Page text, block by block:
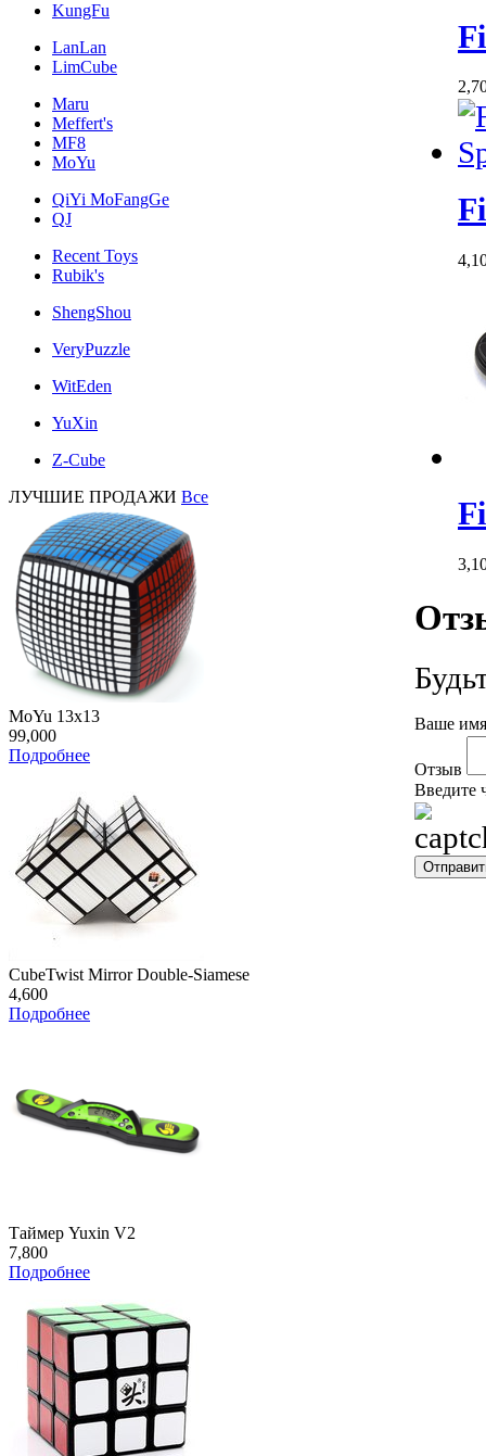
KungFu
LanLan
LimCube
Maru
Meffert's
MF8
MoYu
QiYi MoFangGe
QJ
Recent Toys
Rubik's
ShengShou
VeryPuzzle
WitEden
YuXin
Z-Cube
ЛУЧШИЕ ПРОДАЖИ Все
MoYu 13x13
99,000
Подробнее
CubeTwist Mirror Double-Siamese
4,600
Подробнее
Таймер Yuxin V2
7,800
Подробнее
Ваше
Отзыв
Введите